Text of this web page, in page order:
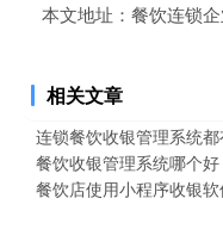
本文地址： 餐饮连锁
相关文章
连锁餐饮收银管理系统都
餐饮收银管理系统哪个
餐饮店使用小程序收银